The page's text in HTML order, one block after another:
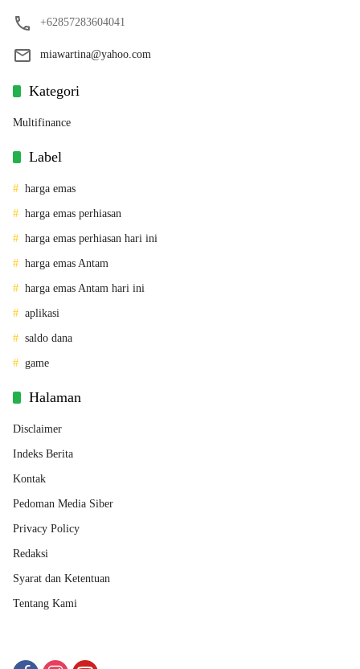
+62857283604041
miawartina@yahoo.com
Kategori
Multifinance
Label
harga emas
harga emas perhiasan
harga emas perhiasan hari ini
harga emas Antam
harga emas Antam hari ini
aplikasi
saldo dana
game
Halaman
Disclaimer
Indeks Berita
Kontak
Pedoman Media Siber
Privacy Policy
Redaksi
Syarat dan Ketentuan
Tentang Kami